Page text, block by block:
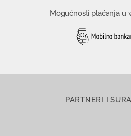
Mogućnosti plaćanja u
PARTNERI I